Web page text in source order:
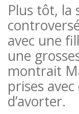
Plus tôt, la
avec une
une
montrait
prises
d’avorter.